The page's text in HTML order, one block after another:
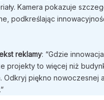
Kamera pokazuje
podkreślając
reklamy: “Gdzie
projekty to więcej niż
Odkryj piękno nowoczesnej